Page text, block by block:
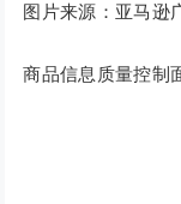
图片来源：亚马逊
商品信息质量控制